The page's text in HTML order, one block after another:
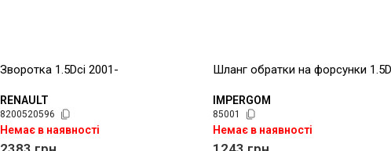
Зворотка 1.5Dci 2001-
RENAULT
8200520596
Немає в наявності
Шланг обратки на форсунки
IMPERGOM
85001
Немає в наявності